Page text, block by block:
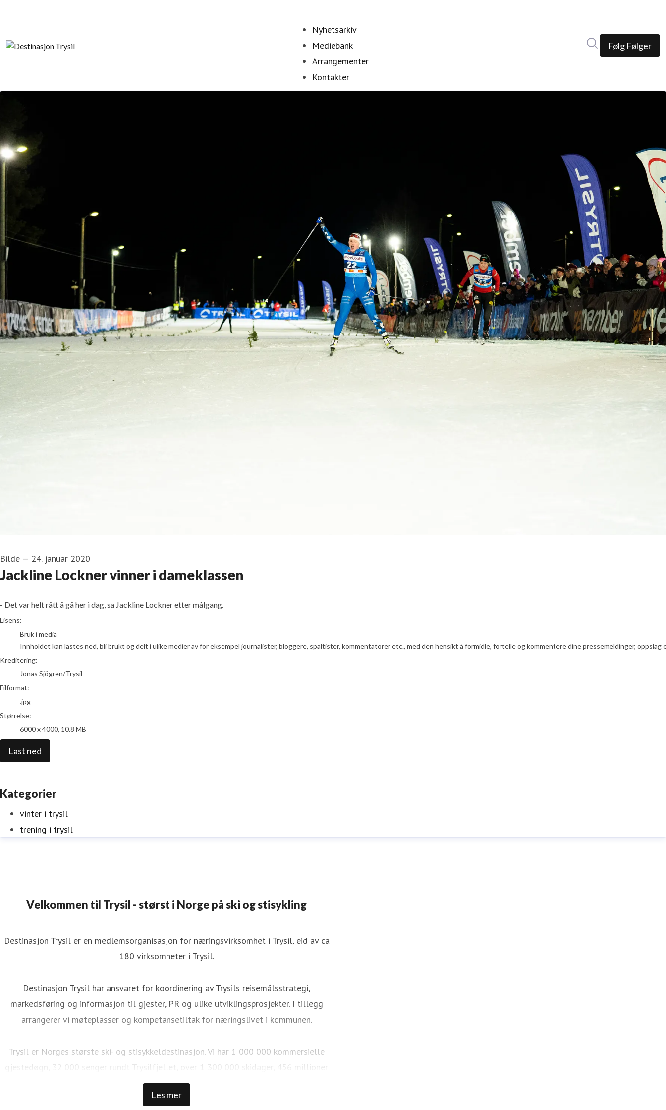
Nyhetsarkiv
Mediebank
Arrangementer
Kontakter
Følg Følger
Bilde — 24. januar 2020
Jackline Lockner vinner i dameklassen
- Det var helt rått å gå her i dag, sa Jackline Lockner etter målgang.
Jonas Sjögren/Trysil
Lisens:
Bruk i media
Innholdet kan lastes ned, bli brukt og delt i ulike medier av for eksempel journalister, bloggere, spaltister, kommentatorer etc., med den hensikt å formidle, fortelle og kommentere dine pressemeldinger,
Kreditering:
Jonas Sjögren/Trysil
Filformat:
.jpg
Størrelse:
6000 x 4000, 10.8 MB
Last ned
Kategorier
vinter i trysil
trening i trysil
Velkommen til Trysil - størst i Norge på ski og stisykling
Les mer
Destinasjon Trysil er en medlemsorganisasjon for næringsvirksomhet i Trysil, eid av ca
180 virksomheter i Trysil.
Destinasjon Trysil har ansvaret for koordinering av Trysils reisemålsstrategi,
markedsføring og informasjon til gjester, PR og ulike utviklingsprosjekter. I tillegg
arrangerer vi møteplasser og kompetansetiltak for næringslivet i kommunen.
Trysil er Norges største ski- og stisykkeldestinasjon. Vi har 1 000 000 kommersielle
gjestedøgn, 32 000 senger rundt Trysilfjellet, over 1 300 000 skidager, 456 millioner
NOK i skipassomsetning, 69 bakker, 41 heiser, over 500 km med langrennsløyper. Over
100 000 sykkeldager, 100 km med naturlig sykkelstier, sykkelparker, over 65 km